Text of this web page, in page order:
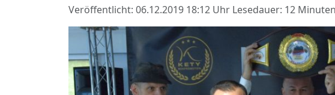
Veröffentlicht: 06.12.2019 18:12 Uhr Lesedauer: 12 Minuten